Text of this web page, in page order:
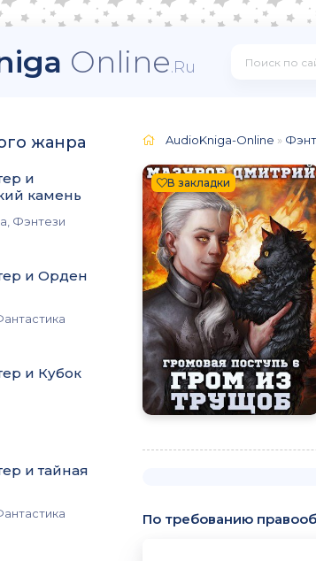
Online.Ru
жанра
и
камень
Фэнтези
и Орден
и Кубок
и тайная
AudioKniga-Online »
В закладки
По требованию